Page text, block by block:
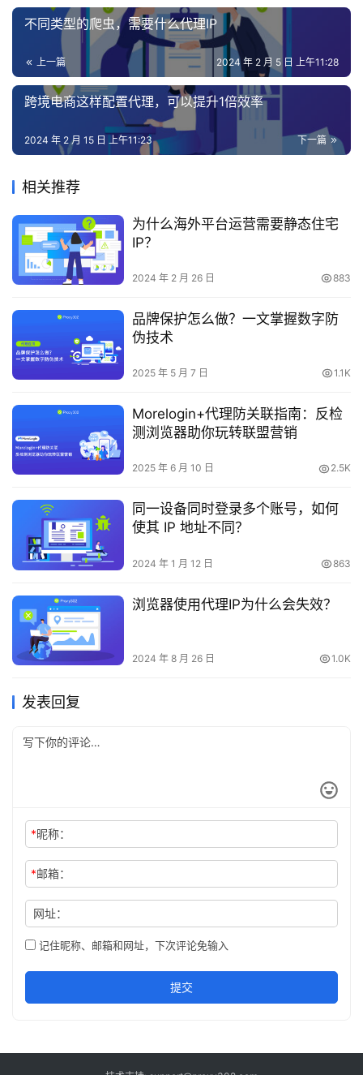
不同类型的爬虫，需要什么代理IP
上一篇 2024 年 2 月 5 日 上午11:28
跨境电商这样配置代理，可以提升1倍效率
下一篇
2024 年 2 月 15 日 上午11:23
相关推荐
为什么海外平台运营需要静态住宅
IP？
2024 年 2 月 26 日 883
品牌保护怎么做？一文掌握数字防
伪技术
2025 年 5 月 7 日 1.1K
Morelogin+代理防关联指南：反检
测浏览器助你玩转联盟营销
2025 年 6 月 10 日 2.5K
同一设备同时登录多个账号，如何
使其 IP 地址不同？
2024 年 1 月 12 日 863
浏览器使用代理IP为什么会失效？
2024 年 8 月 26 日 1.0K
发表回复
*昵称：
*邮箱：
网址：
记住昵称、邮箱和网址，下次评论免输入
提交